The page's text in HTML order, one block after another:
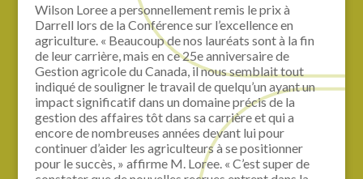
Wilson Loree a personnellement remis le prix à
Darrell lors de la Conférence sur l’excellence en
agriculture. « Beaucoup de nos lauréats sont à la fin
de leur carrière, mais en ce 25e anniversaire de
Gestion agricole du Canada, il nous semblait tout
indiqué de souligner le travail de quelqu’un ayant un
impact significatif dans un domaine précis de la
gestion des affaires tôt dans sa carrière et qui a
encore de nombreuses années devant lui pour
continuer d’aider les agriculteurs à se positionner
pour le succès, » affirme M. Loree. « C’est super de